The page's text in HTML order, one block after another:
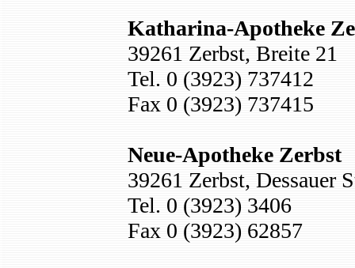
Katharina-Apotheke
39261 Zerbst, Breite 21
Tel. 0 (3923) 737412
Fax 0 (3923) 737415
Neue-Apotheke Zerbst
39261 Zerbst, Dessauer
Tel. 0 (3923) 3406
Fax 0 (3923) 62857